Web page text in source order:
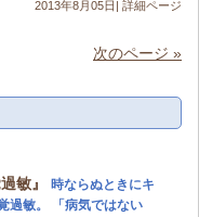
2013年8月05日| 詳細ページ
次のページ »
敏』 時ならぬときにキ
過敏。 「病気ではない